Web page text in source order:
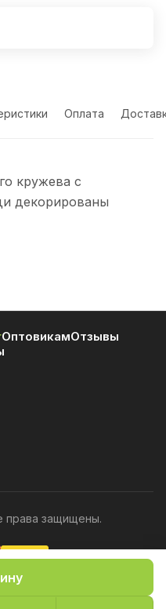
Оплата
кружева с
декорированы
ОптовикамОтзывы
права защищены.